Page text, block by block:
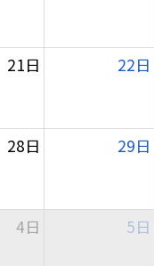
21日 22日
28日 29日
4日 5日